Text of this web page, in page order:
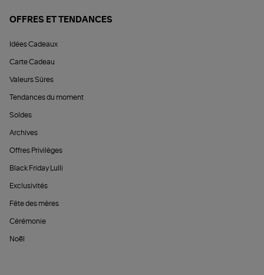
OFFRES ET TENDANCES
Idées Cadeaux
Carte Cadeau
Valeurs Sûres
Tendances du moment
Soldes
Archives
Offres Privilèges
Black Friday Lulli
Exclusivités
Fête des mères
Cérémonie
Noël